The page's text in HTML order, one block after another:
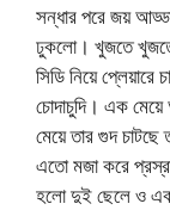
সন্ধার পরে জয়
ঢুকলো। খুজতে খুজতে
সিডি নিয়ে
চোদাচুদি। এক মেয়ে
মেয়ে তার গুদ
এতো মজা করে
হলো দুই ছেলে ও এক